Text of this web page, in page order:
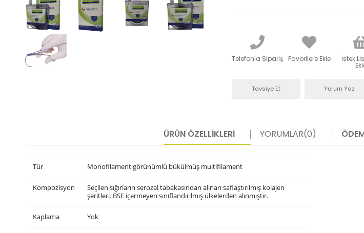
Telefonla Sipariş Favorilere Ekle İstek
Tavsiye Et Yorum Yaz
ÜRÜN ÖZELLIKLERI YORUMLAR(0)
Tür Monofilament görünümlü bükülmüş multifilament
Kompozisyon
Seçilen sığırların serozal tabakasından alınan saflaştırılmış kolajen
şeritleri. BSE içermeyen sınıflandırılmış ülkelerden alınmıştır.
Kaplama Yok